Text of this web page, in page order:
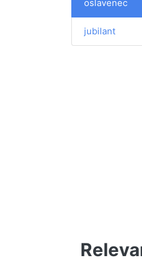
oslavenec
jubilant